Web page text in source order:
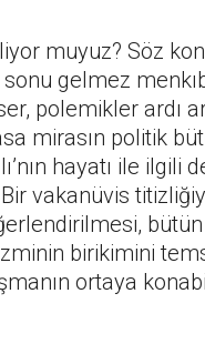
muyuz? Söz
gelmez
polemikler ardı
mirasın politik
hayatı ile
vakanüvis
birikimini
ortaya